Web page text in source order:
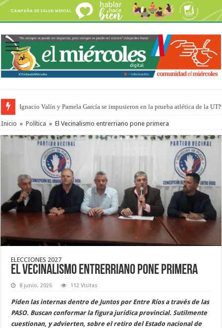
Ignacio Valín y Pamela García se impusieron en la prueba atlética de la
Traigo el litoral en mi canción: 100 años de Aníbal Sampayo
Inicio » Política » El Vecinalismo entrerriano pone primera
ELECCIONES 2027
El Vecinalismo entrerriano pone primera
8 junio, 2026 112 Visitas
Piden las internas dentro de Juntos por Entre Ríos a través de las
PASO. Buscan conformar la figura jurídica provincial. Sutilmente
cuestionan, y advierten, sobre el retiro del Estado nacional de